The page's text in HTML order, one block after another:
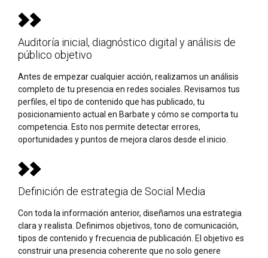
Auditoría inicial, diagnóstico digital y análisis de
público objetivo
Antes de empezar cualquier acción, realizamos un análisis
completo de tu presencia en redes sociales. Revisamos tus
perfiles, el tipo de contenido que has publicado, tu
posicionamiento actual en Barbate y cómo se comporta tu
competencia. Esto nos permite detectar errores,
oportunidades y puntos de mejora claros desde el inicio.
Definición de estrategia de Social Media
Con toda la información anterior, diseñamos una estrategia
clara y realista. Definimos objetivos, tono de comunicación,
tipos de contenido y frecuencia de publicación. El objetivo es
construir una presencia coherente que no solo genere